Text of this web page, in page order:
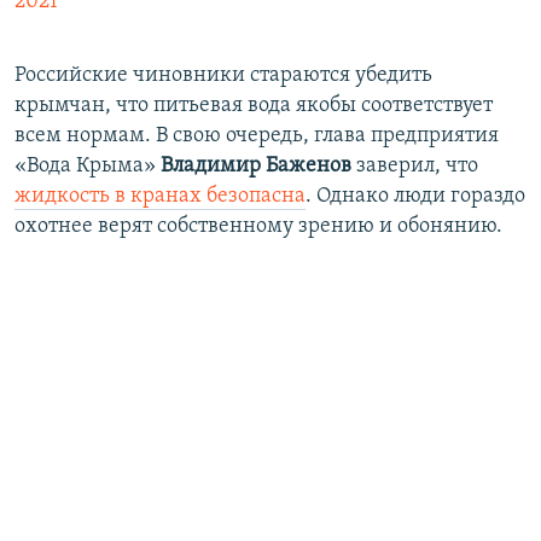
Российские чиновники стараются убедить
крымчан, что питьевая вода якобы соответствует
всем нормам. В свою очередь, глава предприятия
«Вода Крыма» Владимир Баженов заверил, что
жидкость в кранах безопасна. Однако люди гораздо
охотнее верят собственному зрению и обонянию.